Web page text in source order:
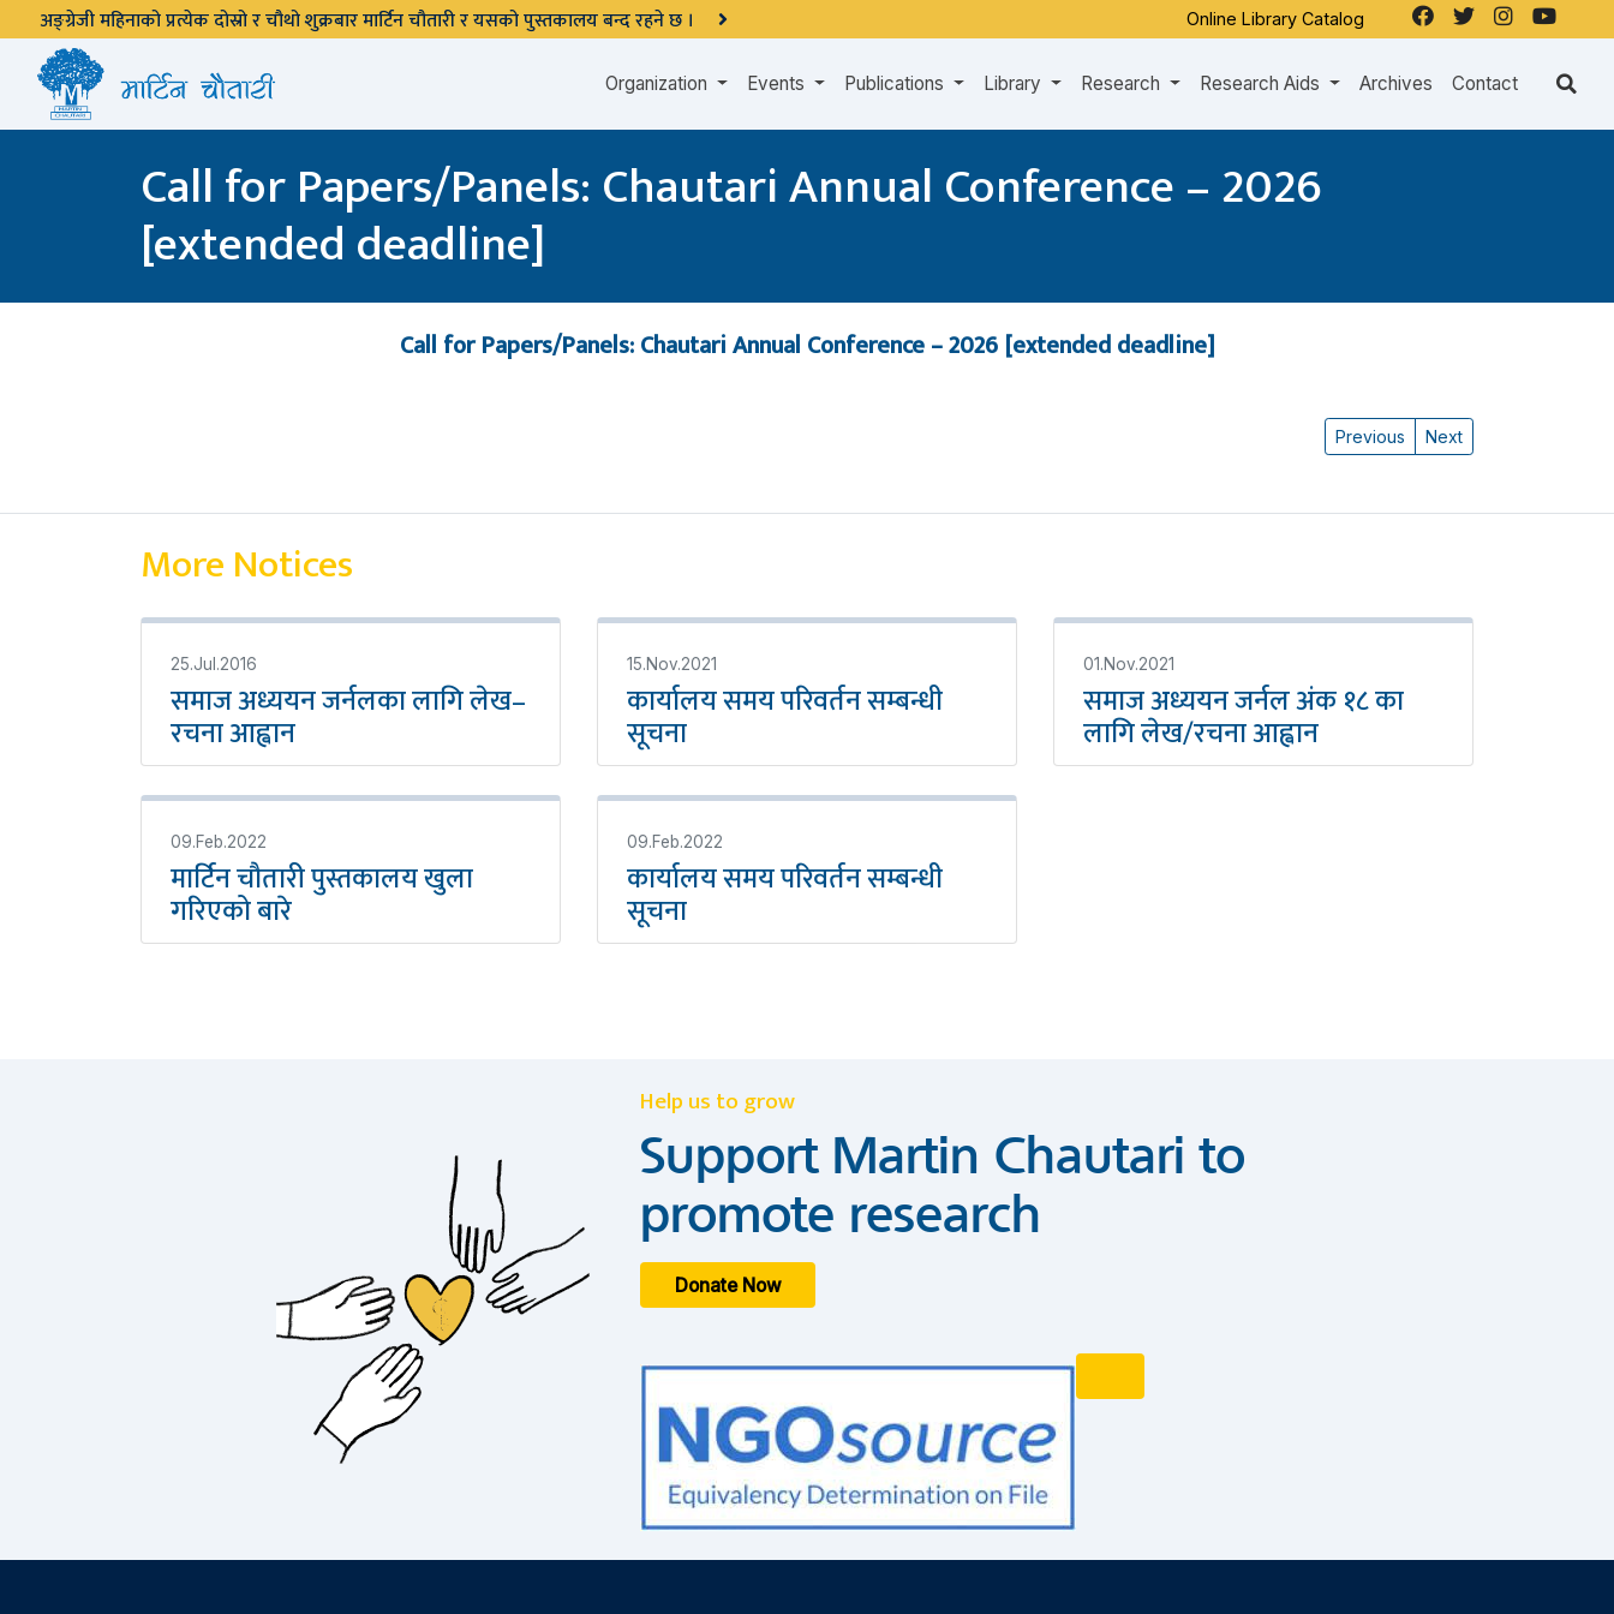
अङ्ग्रेजी महिनाको प्रत्येक दोस्रो र चौथो शुक्रबार मार्टिन चौतारी र यसको पुस्तकालय बन्द रहने छ । Online Library Catalog
Organization Events Publications Library Research Research Aids Archives Contact
Call for Papers/Panels: Chautari Annual Conference – 2026
[extended deadline]
Call for Papers/Panels: Chautari Annual Conference – 2026 [extended deadline]
Previous Next
More Notices
25.Jul.2016
समाज अध्ययन जर्नलका लागि लेख–
रचना आह्वान
15.Nov.2021
कार्यालय समय परिवर्तन सम्बन्धी
सूचना
01.Nov.2021
समाज अध्ययन जर्नल अंक १८ का
लागि लेख/रचना आह्वान
09.Feb.2022
मार्टिन चौतारी पुस्तकालय खुला
गरिएको बारे
09.Feb.2022
कार्यालय समय परिवर्तन सम्बन्धी
सूचना
Help us to grow
Support Martin Chautari to
promote research
Donate Now